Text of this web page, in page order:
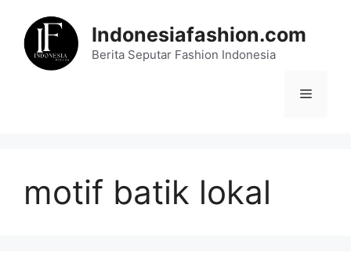
content
Indonesiafashion.com
Berita Seputar Fashion Indonesia
Menu
motif batik lokal